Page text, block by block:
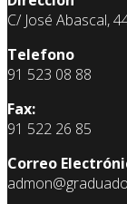
C/ José Abascal,
Telefono
91 523 08 88
Fax:
91 522 26 85
Correo